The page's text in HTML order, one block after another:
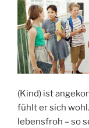
(Kind) ist
fühlt er sich
lebensfroh – so